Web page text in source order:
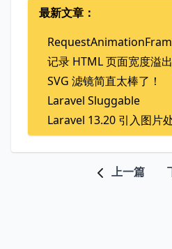
最新文章：
记录 HTML 页面宽度溢
SVG 滤镜简直太棒了！
Laravel Sluggable
Laravel 13.20 引入图片
上一篇